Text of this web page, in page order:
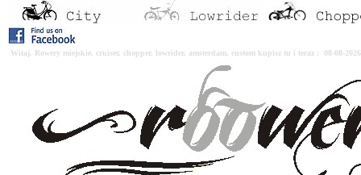
Witaj. Rowery miejskie, cruiser, chopper, lowrider, amsterdam, custom kupisz tu i teraz : 08-08-